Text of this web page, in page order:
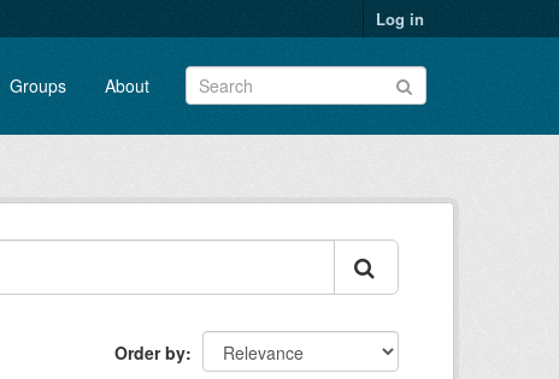
Log in
Groups About
Order by